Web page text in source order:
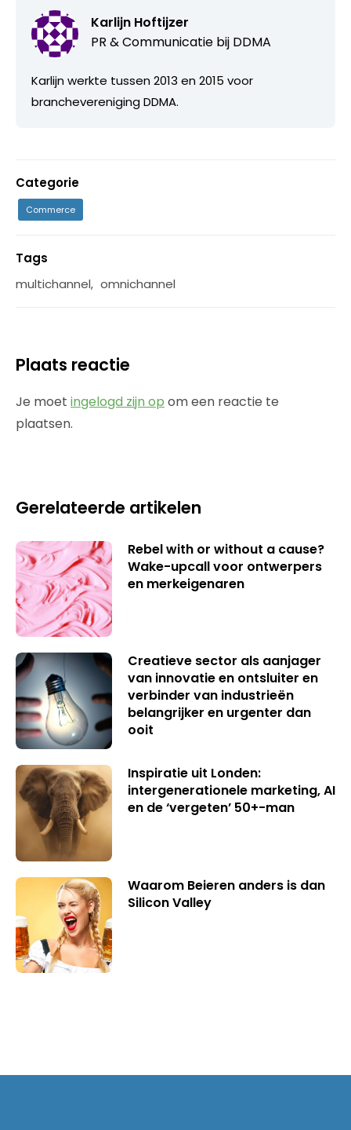
Karlijn Hoftijzer
PR & Communicatie bij DDMA
Karlijn werkte tussen 2013 en 2015 voor
branchevereniging DDMA.
Categorie
Commerce
Tags
multichannel, omnichannel
Plaats reactie
Je moet ingelogd zijn op om een reactie te
plaatsen.
Gerelateerde artikelen
Rebel with or without a cause?
Wake-upcall voor ontwerpers
en merkeigenaren
Creatieve sector als aanjager
van innovatie en ontsluiter en
verbinder van industrieën
belangrijker en urgenter dan
ooit
Inspiratie uit Londen:
intergenerationele marketing, AI
en de ‘vergeten’ 50+-man
Waarom Beieren anders is dan
Silicon Valley